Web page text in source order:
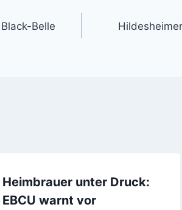
Belle
Heimbrauer unter Druck:
EBCU warnt vor